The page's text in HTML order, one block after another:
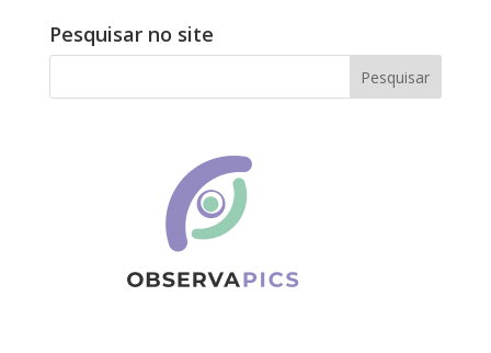
Pesquisar no site